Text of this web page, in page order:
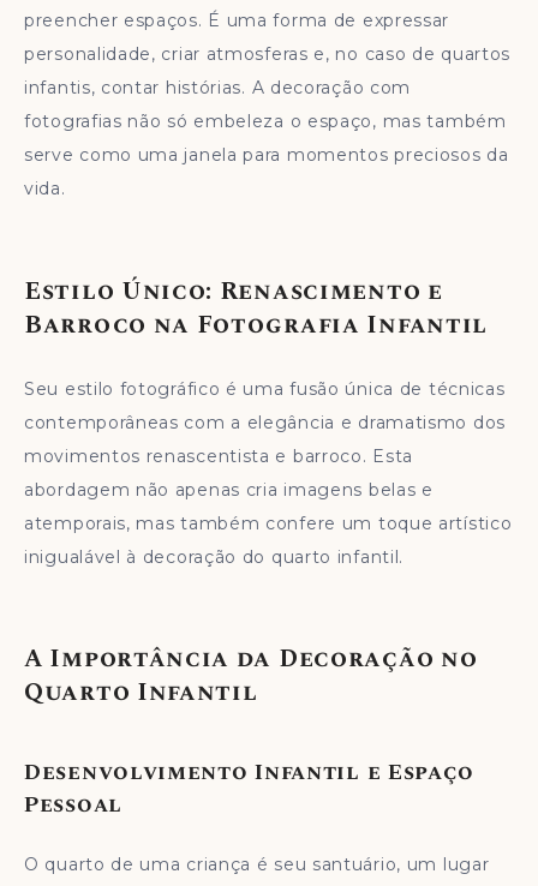
preencher espaços. É uma forma de expressar
personalidade, criar atmosferas e, no caso de quartos
infantis, contar histórias. A decoração com
fotografias não só embeleza o espaço, mas também
serve como uma janela para momentos preciosos da
vida.
Estilo Único: Renascimento e
Barroco na Fotografia Infantil
Seu estilo fotográfico é uma fusão única de técnicas
contemporâneas com a elegância e dramatismo dos
movimentos renascentista e barroco. Esta
abordagem não apenas cria imagens belas e
atemporais, mas também confere um toque artístico
inigualável à decoração do quarto infantil.
A Importância da Decoração no
Quarto Infantil
Desenvolvimento Infantil e Espaço
Pessoal
O quarto de uma criança é seu santuário, um lugar